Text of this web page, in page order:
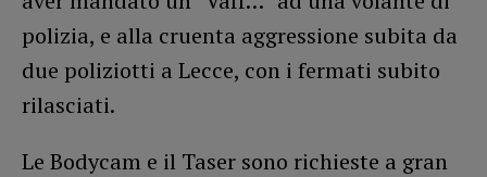
polizia, e alla cruenta aggressione subita da
due poliziotti a Lecce, con i fermati subito
rilasciati.
Le Bodycam e il Taser sono richieste a gran